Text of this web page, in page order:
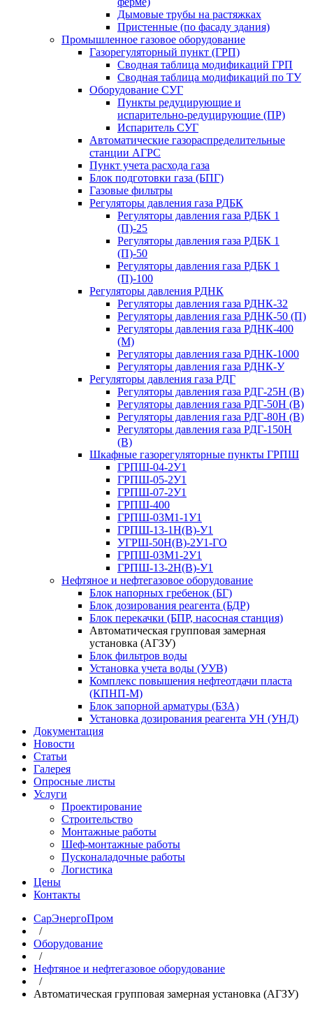
Дымовые трубы на растяжках
Пристенные (по фасаду здания)
Промышленное газовое оборудование
Газорегуляторный пункт (ГРП)
Сводная таблица модификаций ГРП
Сводная таблица модификаций по ТУ
Оборудование СУГ
Пункты редуцирующие и
испарительно-редуцирующие (ПР)
Испаритель СУГ
Автоматические газораспределительные
станции АГРС
Пункт учета расхода газа
Блок подготовки газа (БПГ)
Газовые фильтры
Регуляторы давления газа РДБК
Регуляторы давления газа РДБК 1
(П)-25
Регуляторы давления газа РДБК 1
(П)-50
Регуляторы давления газа РДБК 1
(П)-100
Регуляторы давления РДНК
Регуляторы давления газа РДНК-32
Регуляторы давления газа РДНК-50 (П)
Регуляторы давления газа РДНК-400
(М)
Регуляторы давления газа РДНК-1000
Регуляторы давления газа РДНК-У
Регуляторы давления газа РДГ
Регуляторы давления газа РДГ-25Н (В)
Регуляторы давления газа РДГ-50Н (В)
Регуляторы давления газа РДГ-80Н (В)
Регуляторы давления газа РДГ-150Н
(В)
Шкафные газорегуляторные пункты ГРПШ
ГРПШ-04-2У1
ГРПШ-05-2У1
ГРПШ-07-2У1
ГРПШ-400
ГРПШ-03М1-1У1
ГРПШ-13-1Н(В)-У1
УГРШ-50Н(В)-2У1-ГО
ГРПШ-03М1-2У1
ГРПШ-13-2Н(В)-У1
Нефтяное и нефтегазовое оборудование
Блок напорных гребенок (БГ)
Блок дозирования реагента (БДР)
Блок перекачки (БПР, насосная станция)
Автоматическая групповая замерная
установка (АГЗУ)
Блок фильтров воды
Установка учета воды (УУВ)
Комплекс повышения нефтеотдачи пласта
(КПНП-М)
Блок запорной арматуры (БЗА)
Установка дозирования реагента УН (УНД)
Документация
Новости
Статьи
Галерея
Опросные листы
Услуги
Проектирование
Строительство
Монтажные работы
Шеф-монтажные работы
Пусконаладочные работы
Логистика
Цены
Контакты
СарЭнергоПром
/
Оборудование
/
Нефтяное и нефтегазовое оборудование
/
Автоматическая групповая замерная установка (АГЗУ)